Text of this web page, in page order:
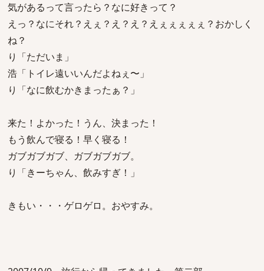
気があるって言ったら？なに好きって？
えっ？なにそれ？えぇ？え？え？えぇぇぇぇぇ？おかしく
ね？
り「ただいま」
浩「トイレ遠いいんだよねぇ〜」
り「なに飲むかきまったぁ？」
来た！よかった！うん、決まった！
もう飲んで寝る！早く寝る！
ガブガブガブ、ガブガブガブ。
り「きーちゃん、飲みすぎ！」
きもい・・・ゲロゲロ。おやすみ。